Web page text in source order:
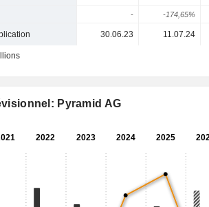
- -174,65%
30.06.23 11.07.24
Pyramid AG